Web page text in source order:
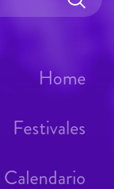
Home
Festivales
Calendario